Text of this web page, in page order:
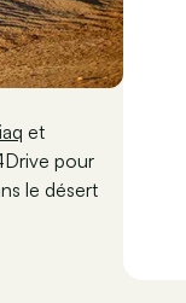
et
pour
le désert